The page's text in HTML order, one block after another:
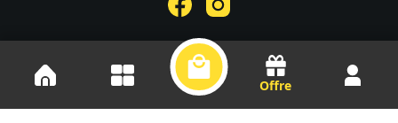
Offre